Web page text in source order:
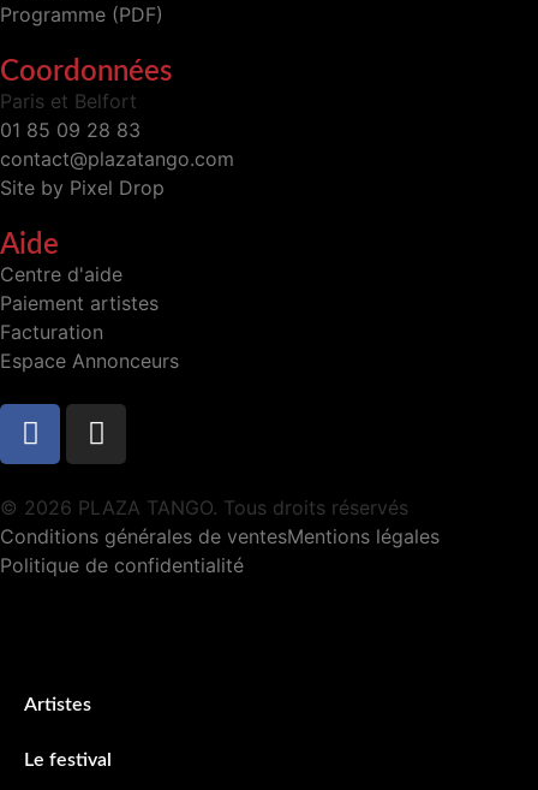
Programme (PDF)
Coordonnées
Paris et Belfort
01 85 09 28 83
contact@plazatango.com
Site by Pixel Drop
Aide
Centre d'aide
Paiement artistes
Facturation
Espace Annonceurs
© 2026 PLAZA TANGO. Tous droits réservés
Conditions générales de ventesMentions légales
Politique de confidentialité
Artistes
Le festival